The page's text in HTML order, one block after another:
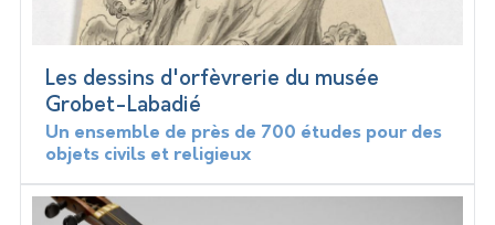
Les dessins d'orfèvrerie du musée
Grobet-Labadié
Un ensemble de près de 700 études pour des
objets civils et religieux